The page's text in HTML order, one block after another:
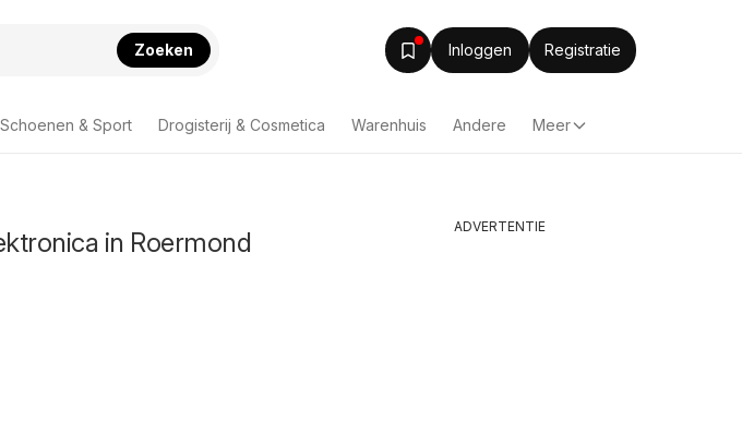
Zoeken Inloggen Registratie
& Sport Drogisterij & Cosmetica Warenhuis Andere Meer
in Roermond
ADVERTENTIE